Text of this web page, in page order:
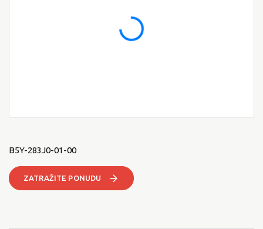
B5Y-283J0-01-00
ZATRAŽITE PONUDU